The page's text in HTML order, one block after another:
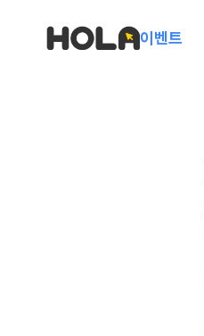
이벤트